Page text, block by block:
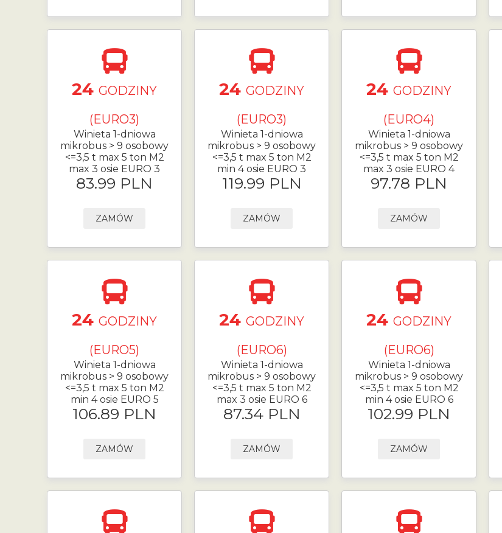
24GODZINY
(EURO3)
Winieta 1-dniowa
mikrobus > 9 osobowy
<=3,5 t max 5 ton M2
max 3 osie EURO 3
83.99 PLN
ZAMÓW
24GODZINY
(EURO3)
Winieta 1-dniowa
mikrobus > 9 osobowy
<=3,5 t max 5 ton M2
min 4 osie EURO 3
119.99 PLN
ZAMÓW
24 GODZINY
(EURO4)
Winieta 1-dniowa
mikrobus > 9 osobowy
<=3,5 t max 5 ton M2
max 3 osie EURO 4
97.78 PLN
ZAMÓW
24GODZINY
(EURO5)
Winieta 1-dniowa
mikrobus > 9 osobowy
<=3,5 t max 5 ton M2
min 4 osie EURO 5
106.89 PLN
ZAMÓW
24GODZINY
(EURO6)
Winieta 1-dniowa
mikrobus > 9 osobowy
<=3,5 t max 5 ton M2
max 3 osie EURO 6
87.34 PLN
ZAMÓW
24 GODZINY
(EURO6)
Winieta 1-dniowa
mikrobus > 9 osobowy
<=3,5 t max 5 ton M2
min 4 osie EURO 6
102.99 PLN
ZAMÓW